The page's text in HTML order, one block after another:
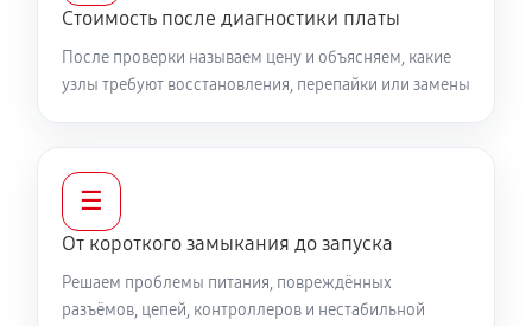
Стоимость после диагностики платы
После проверки называем цену и объясняем, какие
узлы требуют восстановления, перепайки или замены
☰
От короткого замыкания до запуска
Решаем проблемы питания, повреждённых
разъёмов, цепей, контроллеров и нестабильной